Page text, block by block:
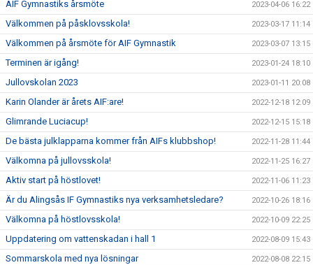
AIF Gymnastiks årsmöte 2023-04-06 16:22
Välkommen på påsklovsskola! 2023-03-17 11:14
Välkommen på årsmöte för AIF Gymnastik 2023-03-07 13:15
Terminen är igång! 2023-01-24 18:10
Jullovskolan 2023 2023-01-11 20:08
Karin Olander är årets AIF:are! 2022-12-18 12:09
Glimrande Luciacup! 2022-12-15 15:18
De bästa julklapparna kommer från AIFs klubbshop! 2022-11-28 11:44
Välkomna på jullovsskola! 2022-11-25 16:27
Aktiv start på höstlovet! 2022-11-06 11:23
Är du Alingsås IF Gymnastiks nya verksamhetsledare? 2022-10-26 18:16
Välkomna på höstlovsskola! 2022-10-09 22:25
Uppdatering om vattenskadan i hall 1 2022-08-09 15:43
Sommarskola med nya lösningar 2022-08-08 22:15